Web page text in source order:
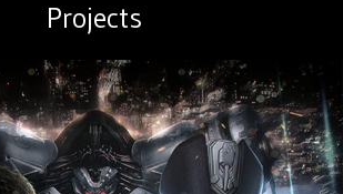
Projects